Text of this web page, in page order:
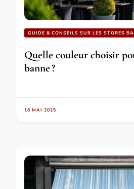
GUIDE & CONSEILS SUR LES STORES
Quelle couleur choisir
banne ?
16 MAI 2025